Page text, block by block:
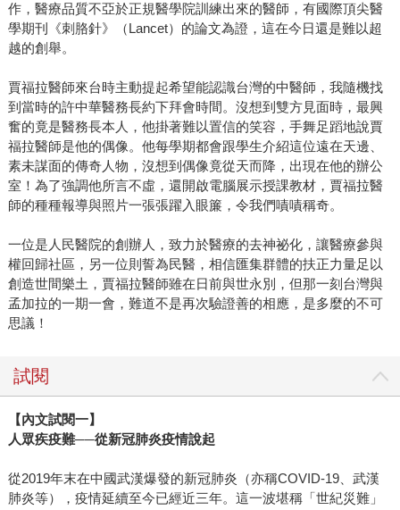
作，醫療品質不亞於正規醫學院訓練出來的醫師，有國際頂尖醫
學期刊《刺胳針》（Lancet）的論文為證，這在今日還是難以超
越的創舉。
賈福拉醫師來台時主動提起希望能認識台灣的中醫師，我隨機找
到當時的許中華醫務長約下拜會時間。沒想到雙方見面時，最興
奮的竟是醫務長本人，他掛著難以置信的笑容，手舞足蹈地說賈
福拉醫師是他的偶像。他每學期都會跟學生介紹這位遠在天邊、
素未謀面的傳奇人物，沒想到偶像竟從天而降，出現在他的辦公
室！為了強調他所言不虛，還開啟電腦展示授課教材，賈福拉醫
師的種種報導與照片一張張躍入眼簾，令我們嘖嘖稱奇。
一位是人民醫院的創辦人，致力於醫療的去神祕化，讓醫療參與
權回歸社區，另一位則誓為民醫，相信匯集群體的扶正力量足以
創造世間樂土，賈福拉醫師雖在日前與世永別，但那一刻台灣與
孟加拉的一期一會，難道不是再次驗證善的相應，是多麼的不可
思議！
試閱
【內文試閱一】
人眾疾疫難──從新冠肺炎疫情說起
從2019年末在中國武漢爆發的新冠肺炎（亦稱COVID-19、武漢
肺炎等），疫情延續至今已經近三年。這一波堪稱「世紀災難」